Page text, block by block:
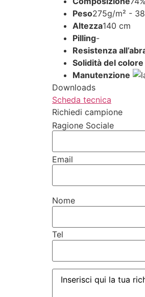
Peso275g/m² -
Altezza140 cm
Pilling-
Resistenza
Solidità del colore
Manutenzione
Downloads
Scheda tecnica
Richiedi campione
Ragione Sociale
Email
Nome
Tel